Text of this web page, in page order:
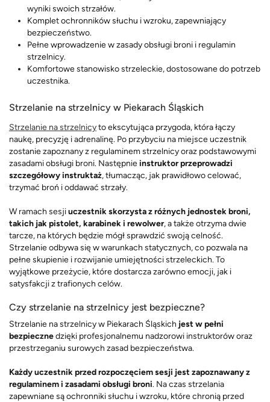
wyniki swoich strzałów.
Komplet ochronników słuchu i wzroku, zapewniający
bezpieczeństwo.
Pełne wprowadzenie w zasady obsługi broni i regulamin
strzelnicy.
Komfortowe stanowisko strzeleckie, dostosowane do potrzeb
uczestnika.
Strzelanie na strzelnicy w Piekarach Śląskich
Strzelanie na strzelnicyto ekscytująca przygoda, która łączy
naukę, precyzję i adrenalinę. Po przybyciu na miejsce uczestnik
zostanie zapoznany z regulaminem strzelnicy oraz podstawowymi
zasadami obsługi broni. Następnieinstruktor przeprowadzi
szczegółowy instruktaż, tłumacząc, jak prawidłowo celować,
trzymać broń i oddawać strzały.
W ramach sesjiuczestnik skorzysta z różnych jednostek broni,
takich jak pistolet, karabinek i rewolwer, a także otrzyma dwie
tarcze, na których będzie mógł sprawdzić swoją celność.
Strzelanie odbywa się w warunkach statycznych, co pozwala na
pełne skupienie i rozwijanie umiejętności strzeleckich. To
wyjątkowe przeżycie, które dostarcza zarówno emocji, jak i
satysfakcji z trafionych celów.
Czy strzelanie na strzelnicy jest bezpieczne?
Strzelanie na strzelnicy w Piekarach Śląskich jest w pełni
bezpiecznedzięki profesjonalnemu nadzorowi instruktorów oraz
przestrzeganiu surowych zasad bezpieczeństwa.
Każdy uczestnik przed rozpoczęciem sesji jest zapoznawany z
regulaminem i zasadami obsługi broni. Na czas strzelania
zapewniane są ochronniki słuchu i wzroku, które chronią przed